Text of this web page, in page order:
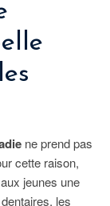
ne prend pas
cette raison,
jeunes une
les